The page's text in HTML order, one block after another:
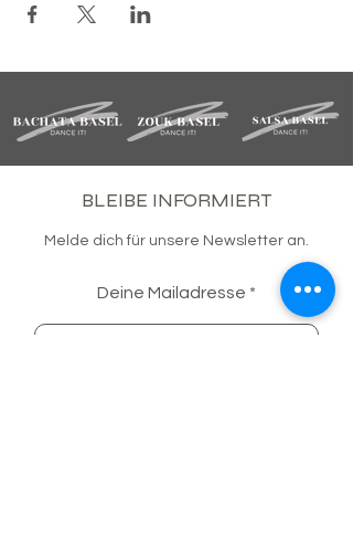
BLEIBE INFORMIERT
Melde dich für unsere Newsletter an.
Deine Mailadresse